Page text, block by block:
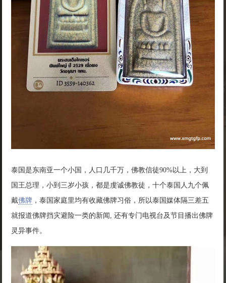
泰国是东南亚一个小国，人口几千万，佛教信徒90%以上，大到
国王总理，小到三岁小孩，都是虔诚佛教徒，十个泰国人九个佩
戴佛牌 ，泰国家庭里均有收藏佛牌习俗，所以泰国媒体隔三差五
就报道佛牌挡灾避险一类的新闻, 还有专门电视台及节目播出佛牌
灵异事件。